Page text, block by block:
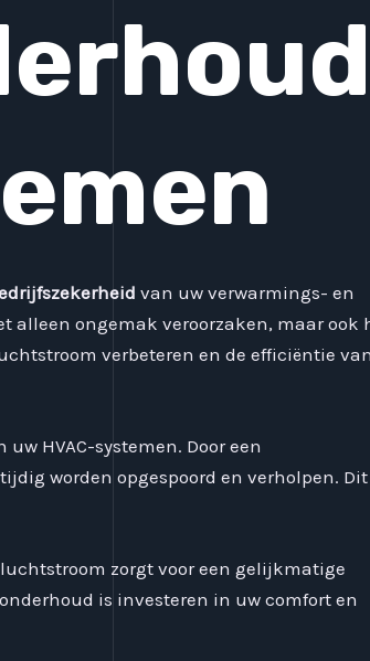
van uw verwarmings- en
alleen ongemak veroorzaken, maar ook
verbeteren en de efficiëntie
uw HVAC-systemen. Door een
worden opgespoord en verholpen. Dit
zorgt voor een gelijkmatige
is investeren in uw comfort en